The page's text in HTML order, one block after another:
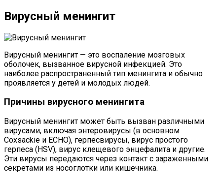
Вирусный менингит
Вирусный менингит — это воспаление мозговых
оболочек, вызванное вирусной инфекцией. Это
наиболее распространенный тип менингита и обычно
проявляется у детей и молодых людей.
Причины вирусного менингита
Вирусный менингит может быть вызван различными
вирусами, включая энтеровирусы (в основном
Coxsackie и ECHO), герпесвирусы, вирус простого
герпеса (HSV), вирус клещевого энцефалита и другие.
Эти вирусы передаются через контакт с зараженными
секретами из носоглотки или кишечника.